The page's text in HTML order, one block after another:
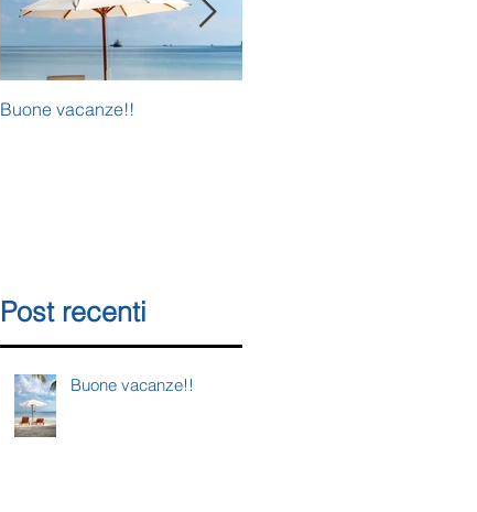
Buone vacanze!!
Post recenti
Buone vacanze!!